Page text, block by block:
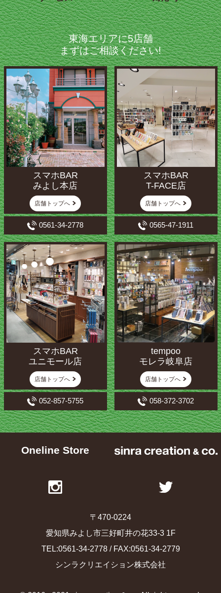
東海エリアに5店舗
まずはご相談ください!
スマホBAR
みよし本店
店舗トップへ
0561-34-2778
スマホBAR
T-FACE店
店舗トップへ
0565-47-1911
スマホBAR
ユニモール店
店舗トップへ
052-857-5755
tempoo
モレラ岐阜店
店舗トップへ
058-372-3702
Oneline Store
〒470-0224
愛知県みよし市三好町井の花33-3 1F
TEL:0561-34-2778 / FAX:0561-34-2779
シンラクリエイション株式会社